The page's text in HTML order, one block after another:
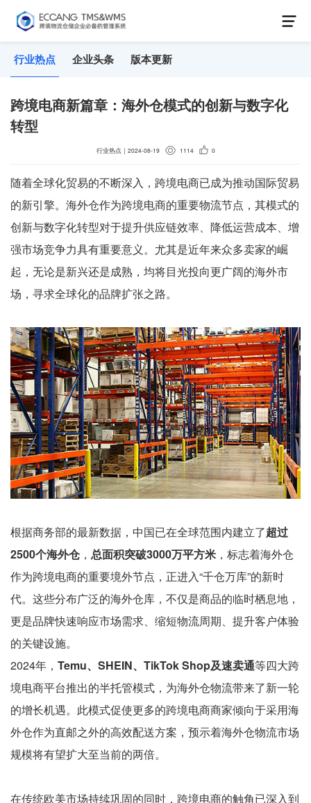
行业热点 企业头条 版本更新
跨境电商新篇章：海外仓模式的创新与数字化
转型
行业热点 ｜ 2024-08-19 1114 0
随着全球化贸易的不断深入，跨境电商已成为推动国际贸易
的新引擎。海外仓作为跨境电商的重要物流节点，其模式的
创新与数字化转型对于提升供应链效率、降低运营成本、增
强市场竞争力具有重要意义。尤其是近年来众多卖家的崛
起，无论是新兴还是成熟，均将目光投向更广阔的海外市
场，寻求全球化的品牌扩张之路。
根据商务部的最新数据，中国已在全球范围内建立了超过
2500个海外仓 ， 总面积突破3000万平方米 ，标志着海外仓
作为跨境电商的重要境外节点，正进入“千仓万库”的新时
代。这些分布广泛的海外仓库，不仅是商品的临时栖息地，
更是品牌快速响应市场需求、缩短物流周期、提升客户体验
的关键设施。
2024年， Temu、SHEIN、TikTok Shop及速卖通等四大跨
境电商平台推出的半托管模式，为海外仓物流带来了新一轮
的增长机遇。此模式促使更多的跨境电商商家倾向于采用海
外仓作为直邮之外的高效配送方案，预示着海外仓物流市场
规模将有望扩大至当前的两倍。
在传统欧美市场持续巩固的同时，跨境电商的触角已深入到